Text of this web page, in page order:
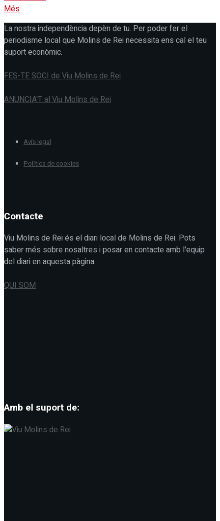
Més
La nostra independència depèn de tu. Per poder fer el
periodisme local que Molins de Rei necessita ens cal el teu
suport econòmic.
FES-TE SOCI de Viu Molins de Rei
ANUNCIA'T al Viu Molins de Rei
Avís legal
Política de cookies
Contacte
Viu Molins de Rei és el diari local de Molins de Rei. Pots
saber més sobre nosaltres i posar en contacte amb l'equip
del diari en aquesta pàgina:
QUI SOM
Amb el suport de: